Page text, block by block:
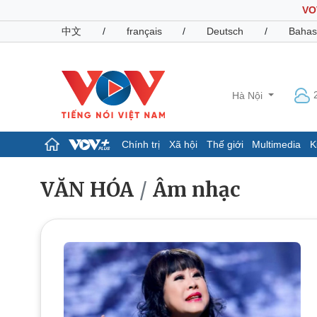
中文
/ français / Deutsch /
Hà Nội
Chính trị Xã hội Thế giới Multimedia
Đảng
Quốc hội
Tin 24h
Giáo dục
Việc làm
Biển đảo
Pháp luật
Vụ án
Quân sự - Quốc phòng
Vũ khí
VĂN HÓA Âm nhạc